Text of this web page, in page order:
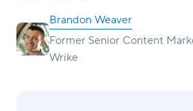
Brandon Weaver
Former Senior Content
Wrike